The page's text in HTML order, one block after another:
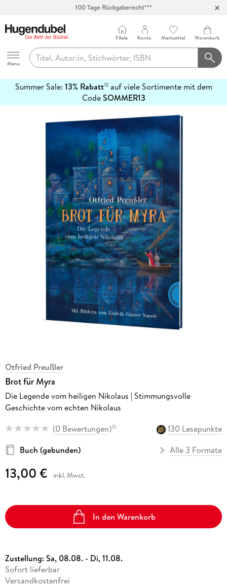
100 Tage Rückgaberecht***
Hugendubel
Menu
Filiale Konto Merkzettel Warenkorb
Summer Sale: 13% Rabatt12auf viele Sortimente mit dem
CodeSOMMER13
erfahren
Otfried Preußler
Brot für Myra
Die Legende vom heiligen Nikolaus | Stimmungsvolle
Geschichte vom echten Nikolaus
(0 Bewertungen)15
130 Lesepunkte
Buch (gebunden)
Alle 3 Formate
13,00 € inkl. Mwst.
In den Warenkorb
Zustellung:Sa, 08.08. - Di, 11.08.
Sofort lieferbar
Versandkostenfrei